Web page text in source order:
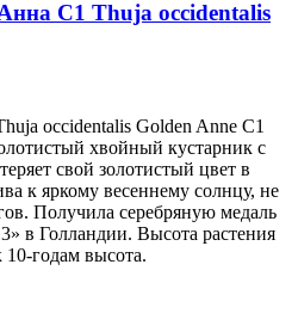
С1 Thuja occidentalis
occidentalis Golden Anne С1
хвойный кустарник с
свой золотистый цвет в
к яркому весеннему солнцу, не
Получила серебряную медаль
в Голландии. Высота растения
10-годам высота.